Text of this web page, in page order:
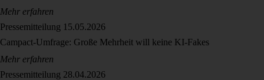
Mehr erfahren
Pressemitteilung 15.05.2026
Campact-Umfrage: Große Mehrheit will keine KI-Fakes
Mehr erfahren
Pressemitteilung 28.04.2026